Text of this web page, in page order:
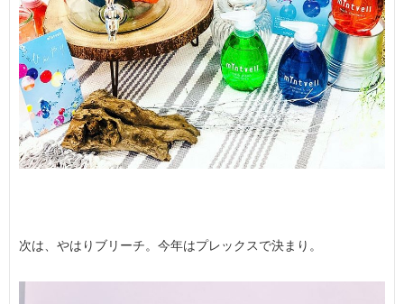
次は、やはりブリーチ。今年はプレックスで決まり。